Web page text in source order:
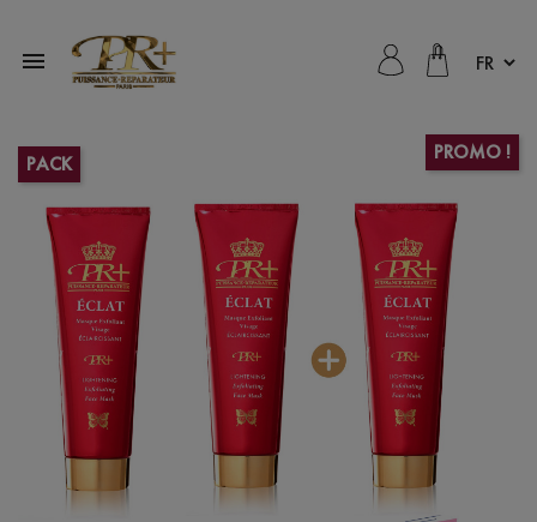

PROMO !
PACK